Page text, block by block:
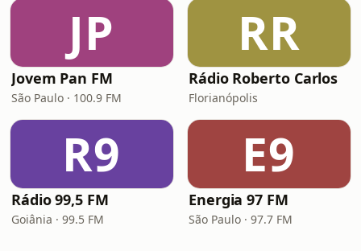
JP
Jovem Pan FM
São Paulo · 100.9 FM
RR
Rádio Roberto Carlos
Florianópolis
R9
Rádio 99,5 FM
Goiânia · 99.5 FM
E9
Energia 97 FM
São Paulo · 97.7 FM